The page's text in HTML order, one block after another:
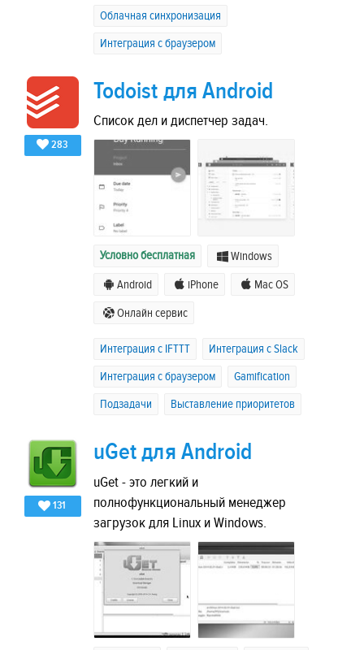
Облачная синхронизация
Интеграция с браузером
283
Todoist для Android
Список дел и диспетчер задач.
Условно бесплатная Windows
Android iPhone Mac OS
Онлайн сервис
Интеграция с IFTTT
Интеграция с Slack
Интеграция с браузером
Gamification
Подзадачи
Выставление приоритетов
131
uGet для Android
uGet - это легкий и
полнофункциональный менеджер
загрузок для Linux и Windows.